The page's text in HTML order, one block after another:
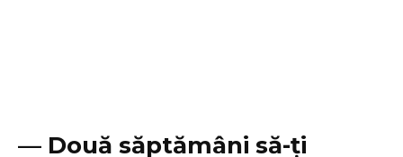
— Două săptămâni să-ți